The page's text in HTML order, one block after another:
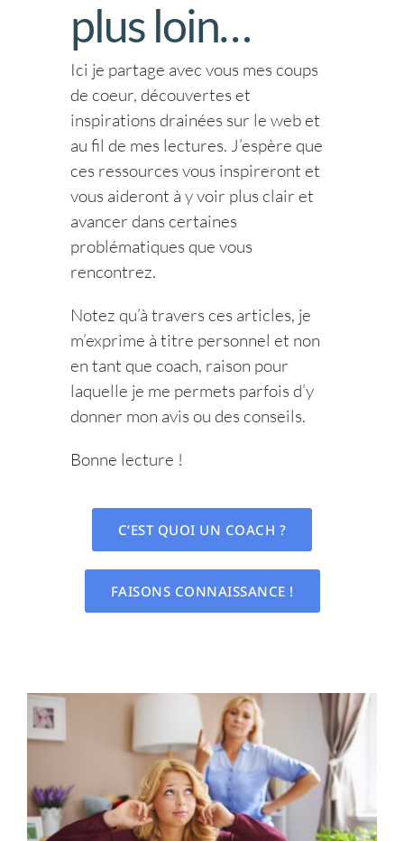
plus loin…
Ici je partage avec vous mes coups
de coeur, découvertes et
inspirations drainées sur le web et
au fil de mes lectures. J’espère que
ces ressources vous inspireront et
vous aideront à y voir plus clair et
avancer dans certaines
problématiques que vous
rencontrez.
Notez qu’à travers ces articles, je
m’exprime à titre personnel et non
en tant que coach, raison pour
laquelle je me permets parfois d’y
donner mon avis ou des conseils.
Bonne lecture !
C’EST QUOI UN COACH ?
FAISONS CONNAISSANCE !
8 conseils pour plus de
sérénité avec votre ado
Parentalité